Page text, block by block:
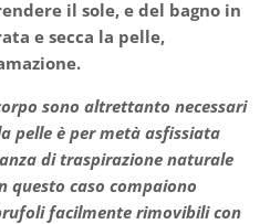
il sole, e del bagno in
e secca la pelle,
sono altrettanto necessari
pelle è per metà asfissiata
di traspirazione naturale
questo caso compaiono
facilmente rimovibili con